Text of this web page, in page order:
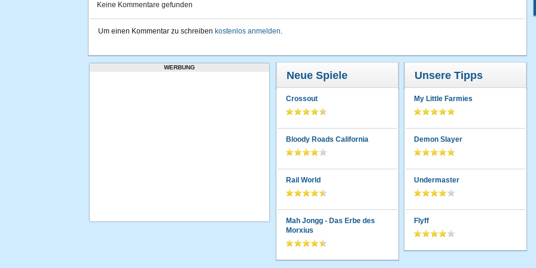
Keine Kommentare gefunden
Um einen Kommentar zu schreiben kostenlos anmelden.
WERBUNG
Neue Spiele
Crossout
Bloody Roads California
Rail World
Mah Jongg - Das Erbe des
Morxius
Unsere Tipps
My Little Farmies
Demon Slayer
Undermaster
Flyff